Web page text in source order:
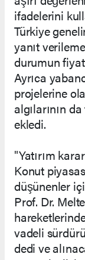
ifadelerini
Türkiye
yanıt
durumun
Ayrıca
projelerine
algılarının
ekledi.
"Yatırım
Konut
düşünenler
Prof. Dr.
vadeli
dedi ve